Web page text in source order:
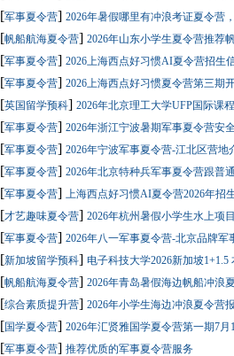
[军事夏令营] 2026年暑假哪里有冲浪考证夏令营
[帆船航海夏令营] 2026年山东小学生夏令营推荐
[军事夏令营] 2026上海西点好习惯AI夏令营招生
[军事夏令营] 2026上海西点好习惯夏令营第三期
[英国留学预科] 2026年北京理工大学UFP国际课
[军事夏令营] 2026年浙江宁波暑期军事夏令营安
[军事夏令营] 2026年宁波军事夏令营-江北区营地
[军事夏令营] 2026年北京特种兵军事夏令营跟普
[军事夏令营] 上海西点好习惯AI夏令营2026年招
[才艺趣味夏令营] 2026年杭州暑假小学生水上项
[军事夏令营] 2026年八一军事夏令营-北京品牌军
[新加坡留学预科] 电子科技大学2026新加坡
[帆船航海夏令营] 2026年青岛暑假海边帆船冲浪
[综合素质提升营] 2026年小学生海边冲浪夏令营
[国学夏令营] 2026年汇贤雅国学夏令营第一期7
[军事夏令营] 推荐优质的军事夏令营服务